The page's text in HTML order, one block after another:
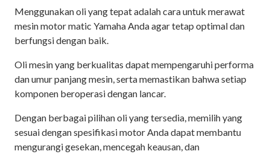
Menggunakan oli yang tepat adalah cara untuk merawat
mesin motor matic Yamaha Anda agar tetap optimal dan
berfungsi dengan baik.
Oli mesin yang berkualitas dapat mempengaruhi performa
dan umur panjang mesin, serta memastikan bahwa setiap
komponen beroperasi dengan lancar.
Dengan berbagai pilihan oli yang tersedia, memilih yang
sesuai dengan spesifikasi motor Anda dapat membantu
mengurangi gesekan, mencegah keausan, dan